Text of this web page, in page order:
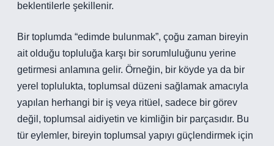
beklentilerle şekillenir.
Bir toplumda “edimde bulunmak”, çoğu zaman bireyin
ait olduğu topluluğa karşı bir sorumluluğunu yerine
getirmesi anlamına gelir. Örneğin, bir köyde ya da bir
yerel toplulukta, toplumsal düzeni sağlamak amacıyla
yapılan herhangi bir iş veya ritüel, sadece bir görev
değil, toplumsal aidiyetin ve kimliğin bir parçasıdır. Bu
tür eylemler, bireyin toplumsal yapıyı güçlendirmek için